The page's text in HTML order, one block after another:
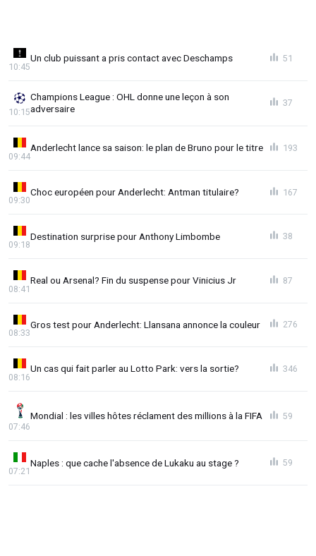
Un club puissant a pris contact avec Deschamps
10:45
51
Champions League : OHL donne une leçon à son
adversaire
10:15
37
Anderlecht lance sa saison: le plan de Bruno pour le titre
09:44
193
Choc européen pour Anderlecht: Antman titulaire?
09:30
167
Destination surprise pour Anthony Limbombe
09:18
38
Real ou Arsenal? Fin du suspense pour Vinicius Jr
08:41
87
Gros test pour Anderlecht: Llansana annonce la couleur
08:33
276
Un cas qui fait parler au Lotto Park: vers la sortie?
08:16
346
Mondial : les villes hôtes réclament des millions à la FIFA
07:46
59
Naples : que cache l'absence de Lukaku au stage ?
07:21
59